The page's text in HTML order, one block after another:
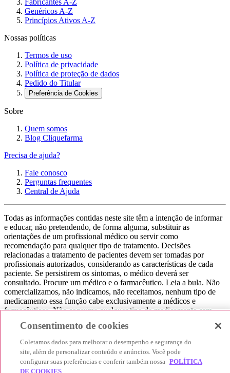
Fabricantes A-Z
Genéricos A-Z
Princípios Ativos A-Z
Nossas políticas
Termos de uso
Política de privacidade
Política de proteção de dados
Pedido do Titular
Preferência de Cookies
Sobre
Quem somos
Blog Cliquefarma
Precisa de ajuda?
Fale conosco
Perguntas frequentes
Central de Ajuda
Todas as informações contidas neste site têm a intenção de informar
e educar, não pretendendo, de forma alguma, substituir as
orientações de um profissional médico ou servir como
recomendação para qualquer tipo de tratamento. Decisões
relacionadas a tratamento de pacientes devem ser tomadas por
profissionais autorizados, considerando as características de cada
paciente. Se persistirem os sintomas, o médico deverá ser
consultado. Procure um médico e o farmacêutico. Leia a bula. Não
comercializamos, não indicamos, não receitamos, nenhum tipo de
medicamento essa função cabe exclusivamente a médicos e
farmacêuticos. Não consuma qualquer tipo de medicamento sem
não realizamos a venda de medicamentos, apenas contribuímos para
que você encontre o preço mais barato, comparando os preços de
produtos farmacêuticos. Contribuímos e damos auxílio para que sua
experiência seja bem-sucedida, mas a finalização da compra
acontece nos sites das nossas lojas parceiras.
Consentimento de cookies
Coletamos dados para melhorar o desempenho e segurança do
site, além de personalizar conteúdo e anúncios. Você pode
configurar suas preferências e conferir também nossa POLÍTICA
DE COOKIES